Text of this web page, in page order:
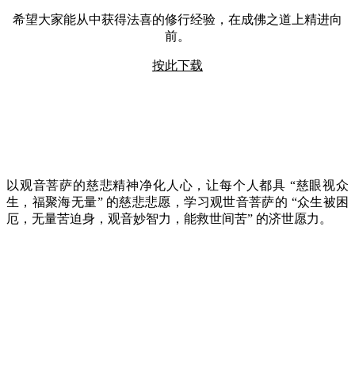
希望大家能从中获得法喜的修行经验，在成佛之道上精进向
前。
按此下载
以观音菩萨的慈悲精神净化人心，让每个人都具 “慈眼视众
生，福聚海无量” 的慈悲悲愿，学习观世音菩萨的 “众生被困
厄，无量苦迫身，观音妙智力，能救世间苦” 的济世愿力。